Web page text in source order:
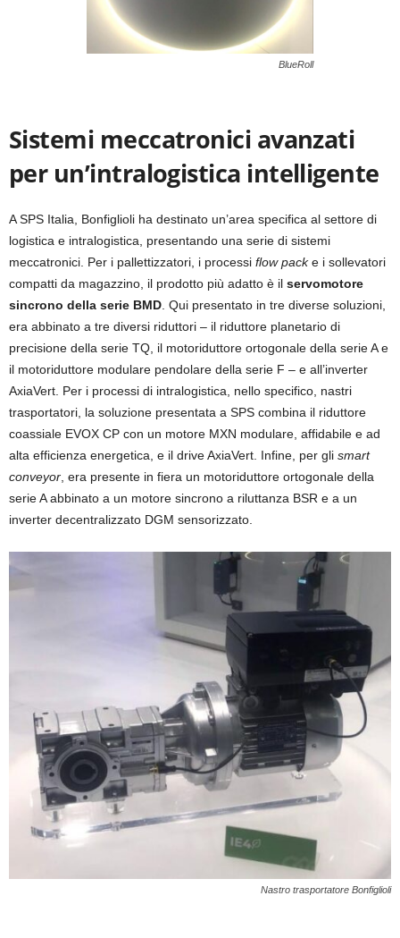
BlueRoll
Sistemi meccatronici avanzati
per un’intralogistica intelligente
A SPS Italia, Bonfiglioli ha destinato un’area specifica al settore di
logistica e intralogistica, presentando una serie di sistemi
meccatronici. Per i pallettizzatori, i processi flow packe i sollevatori
compatti da magazzino, il prodotto più adatto è il servomotore
sincrono della serie BMD . Qui presentato in tre diverse soluzioni,
era abbinato a tre diversi riduttori – il riduttore planetario di
precisione della serie TQ, il motoriduttore ortogonale della serie A e
il motoriduttore modulare pendolare della serie F – e all’inverter
AxiaVert. Per i processi di intralogistica, nello specifico, nastri
trasportatori, la soluzione presentata a SPS combina il riduttore
coassiale EVOX CP con un motore MXN modulare, affidabile e ad
alta efficienza energetica, e il drive AxiaVert. Infine, per gli smart
conveyor , era presente in fiera un motoriduttore ortogonale della
serie A abbinato a un motore sincrono a riluttanza BSR e a un
inverter decentralizzato DGM sensorizzato.
Nastro trasportatore Bonfiglioli